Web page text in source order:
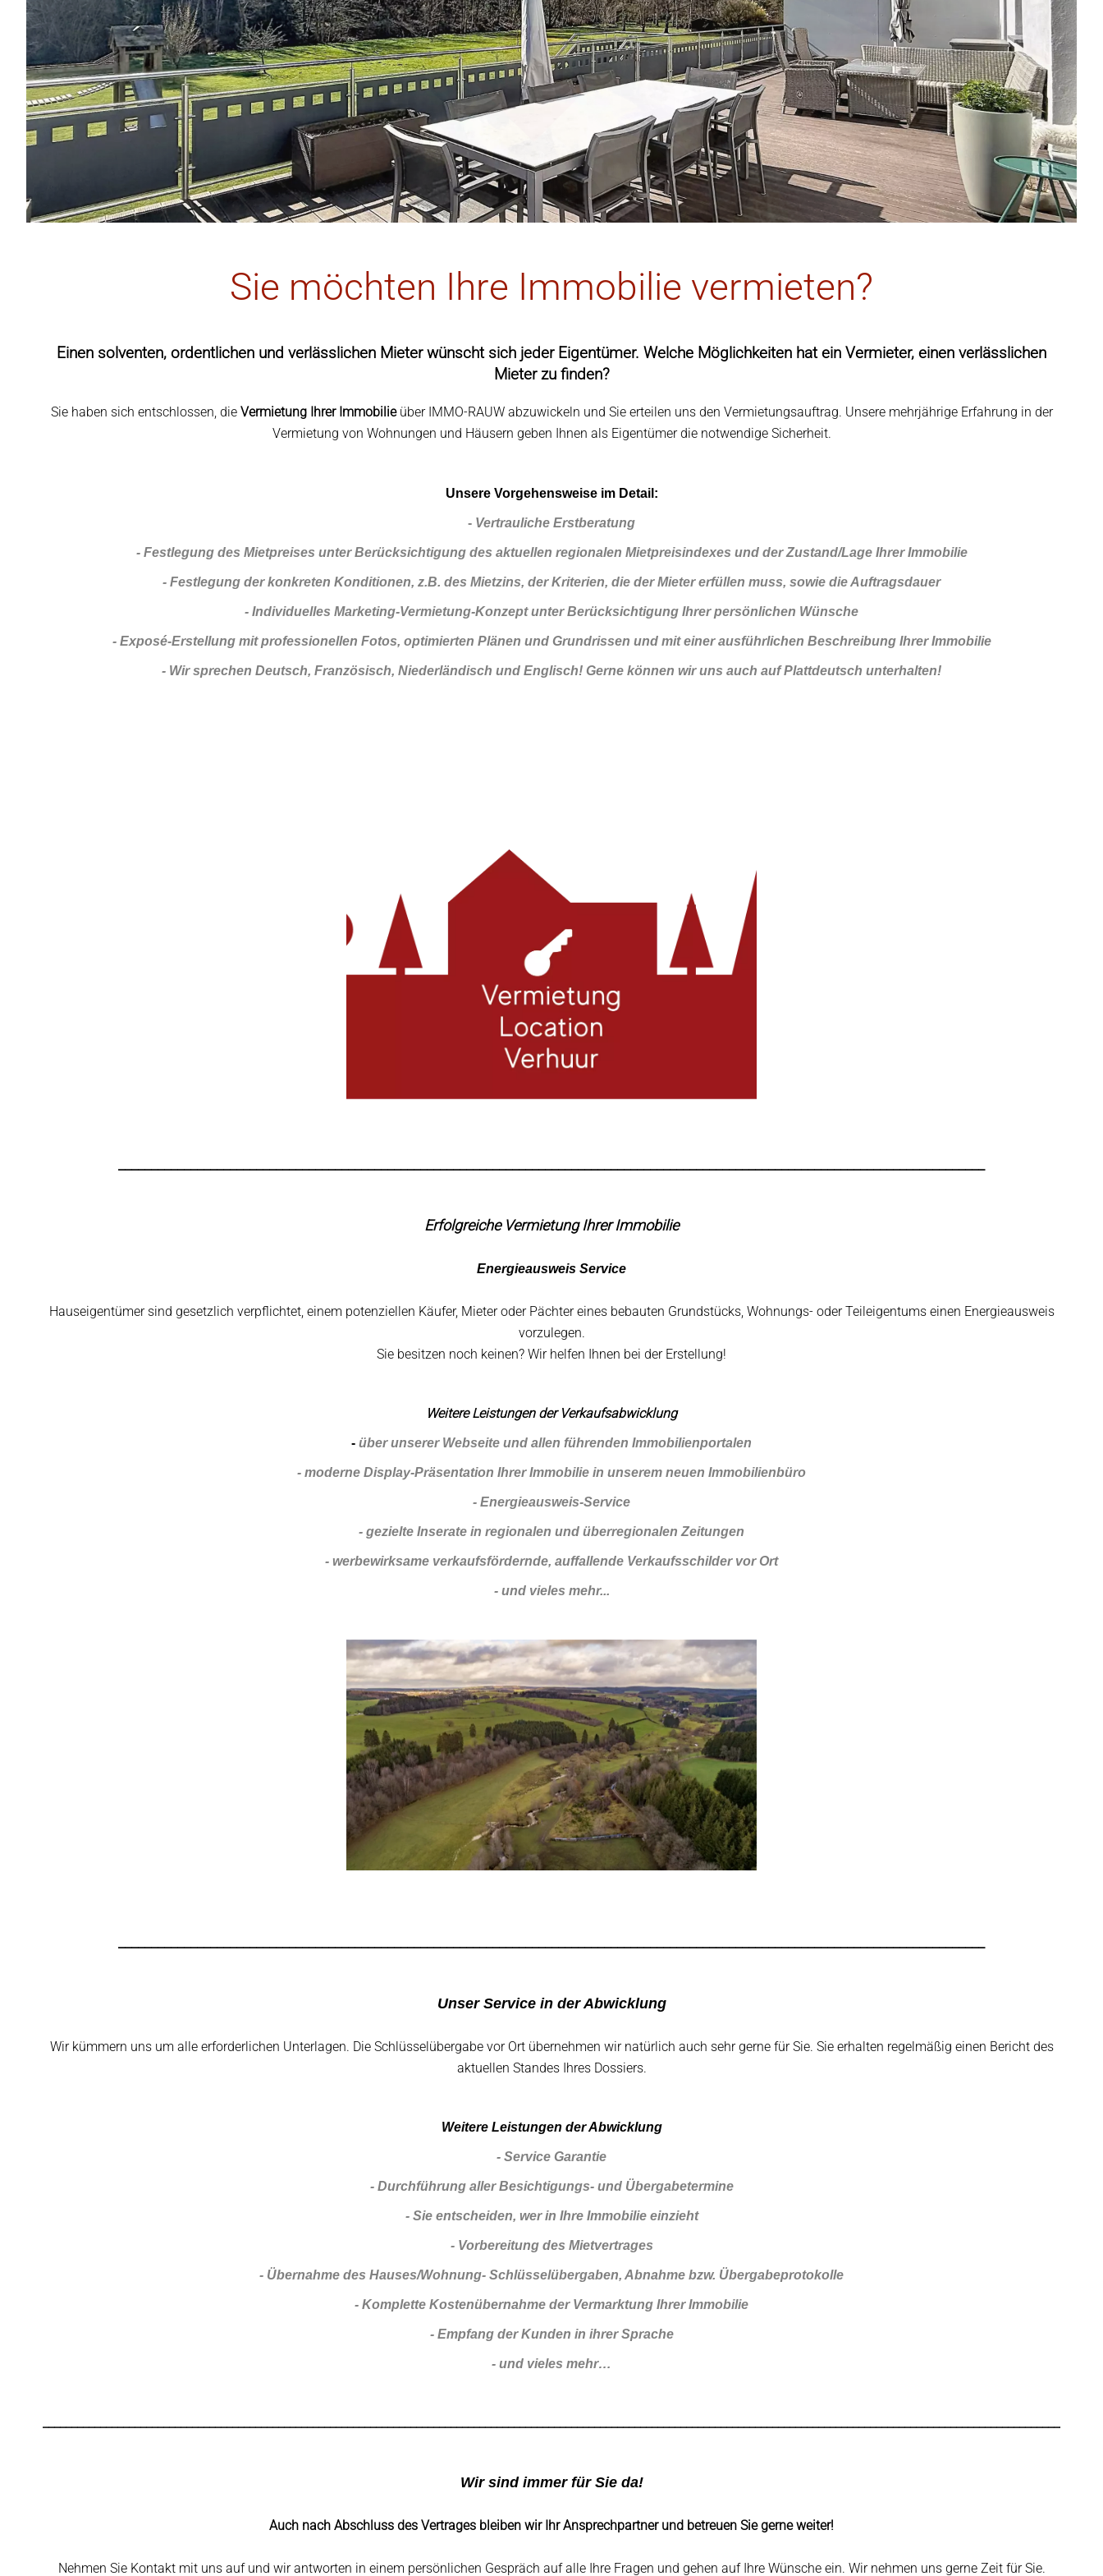
Sie möchten Ihre Immobilie vermieten?
Einen solventen, ordentlichen und verlässlichen Mieter wünscht sich jeder Eigentümer. Welche Möglichkeiten hat ein Vermieter, einen verlässlichen
Mieter zu finden?
Sie haben sich entschlossen, die Vermietung Ihrer Immobilie über IMMO-RAUW abzuwickeln und Sie erteilen uns den Vermietungsauftrag. Unsere mehrjährige Erfahrung in der
Vermietung von Wohnungen und Häusern geben Ihnen als Eigentümer die notwendige Sicherheit.
Unsere Vorgehensweise im Detail:
- Vertrauliche Erstberatung
- Festlegung des Mietpreises unter Berücksichtigung des aktuellen regionalen Mietpreisindexes und der Zustand/Lage Ihrer Immobilie
- Festlegung der konkreten Konditionen, z.B. des Mietzins, der Kriterien, die der Mieter erfüllen muss, sowie die Auftragsdauer
- Individuelles Marketing-Vermietung-Konzept unter Berücksichtigung Ihrer persönlichen Wünsche
- Exposé-Erstellung mit professionellen Fotos, optimierten Plänen und Grundrissen und mit einer ausführlichen Beschreibung Ihrer Immobilie
- Wir sprechen Deutsch, Französisch, Niederländisch und Englisch! Gerne können wir uns auch auf Plattdeutsch unterhalten!
____________________________________________________________________________________________________________________________________
Erfolgreiche Vermietung Ihrer Immobilie
Energieausweis Service
Hauseigentümer sind gesetzlich verpflichtet, einem potenziellen Käufer, Mieter oder Pächter eines bebauten Grundstücks, Wohnungs- oder Teileigentums einen Energieausweis
vorzulegen.
Sie besitzen noch keinen? Wir helfen Ihnen bei der Erstellung!
Weitere Leistungen der Verkaufsabwicklung
- über unserer Webseite und allen führenden Immobilienportalen
- moderne Display-Präsentation Ihrer Immobilie in unserem neuen Immobilienbüro
- Energieausweis-Service
- gezielte Inserate in regionalen und überregionalen Zeitungen
- werbewirksame verkaufsfördernde, auffallende Verkaufsschilder vor Ort
- und vieles mehr...
____________________________________________________________________________________________________________________________________
Unser Service in der Abwicklung
Wir kümmern uns um alle erforderlichen Unterlagen. Die Schlüsselübergabe vor Ort übernehmen wir natürlich auch sehr gerne für Sie. Sie erhalten regelmäßig einen Bericht des
aktuellen Standes Ihres Dossiers.
Weitere Leistungen der Abwicklung
- Service Garantie
- Durchführung aller Besichtigungs- und Übergabetermine
- Sie entscheiden, wer in Ihre Immobilie einzieht
- Vorbereitung des Mietvertrages
- Übernahme des Hauses/Wohnung- Schlüsselübergaben, Abnahme bzw. Übergabeprotokolle
- Komplette Kostenübernahme der Vermarktung Ihrer Immobilie
- Empfang der Kunden in ihrer Sprache
- und vieles mehr…
Wir sind immer für Sie da!
Auch nach Abschluss des Vertrages bleiben wir Ihr Ansprechpartner und betreuen Sie gerne weiter!
Nehmen Sie Kontaktmit uns auf und wir antworten in einem persönlichen Gespräch auf alle Ihre Fragen und gehen auf Ihre Wünsche ein. Wir nehmen uns gerne Zeit für Sie.